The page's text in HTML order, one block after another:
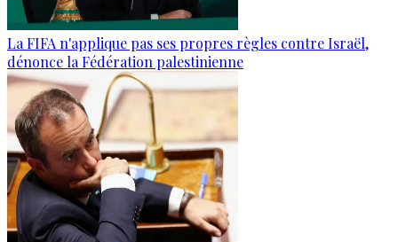
La FIFA n'applique pas ses propres règles contre Israël,
dénonce la Fédération palestinienne